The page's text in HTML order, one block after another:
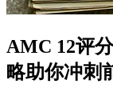
AMC 12评
略助你冲刺